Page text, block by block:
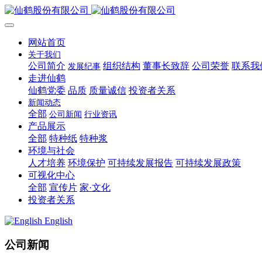
网站首页
关于我们
公司简介 发展纪事 组织结构 董事长致辞 公司荣誉 联系我
走进仙鹤
仙鹤党委 品质 质量诚信 投资者关系
新闻动态
全部 公司新闻 行业资讯
产品展示
全部 特种纸 特种浆
环境与社会
人才培养 环境保护 可持续发展报告 可持续发展政策
可视化中心
全部 宣传片 家·文化
投资者关系
English
公司新闻